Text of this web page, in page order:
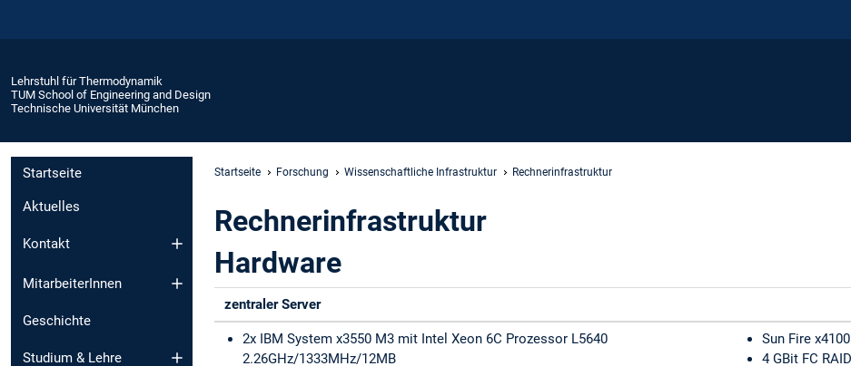
Lehrstuhl für Thermodynamik
TUM School of Engineering and Design
Technische Universität München
Startseite
Aktuelles
Kontakt
MitarbeiterInnen
Geschichte
Studium & Lehre
Startseite Forschung Wissenschaftliche Infrastruktur Rechnerinfrastruktur
Rechnerinfrastruktur
Hardware
zentraler Server
2x IBM System x3550 M3 mit Intel Xeon 6C Prozessor L5640
2.26GHz/1333MHz/12MB
Sun Fire
4 GBit FC